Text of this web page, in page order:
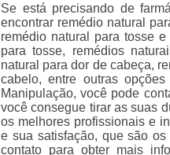
Se está precisando de
encontrar remédio natural
remédio natural para tosse
para tosse, remédios
natural para dor de cabeça,
cabelo, entre outras
Manipulação, você pode
você consegue tirar as suas
os melhores profissionais e
e sua satisfação, que são
contato para obter mais